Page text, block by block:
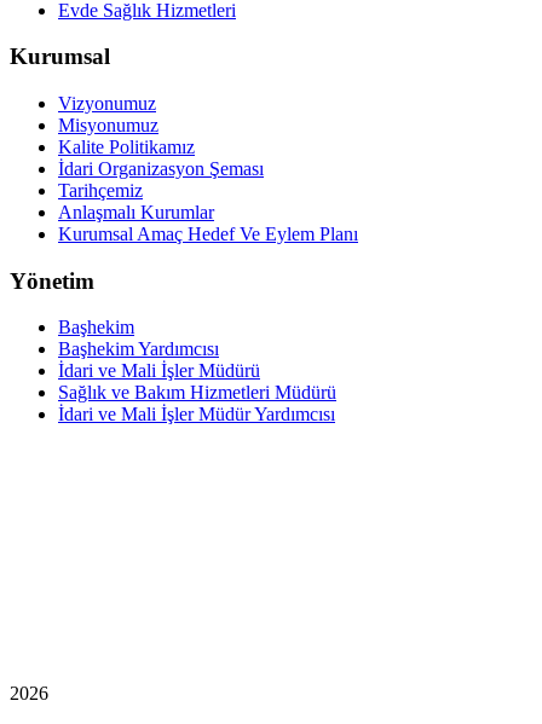
Evde Sağlık Hizmetleri
Kurumsal
Vizyonumuz
Misyonumuz
Kalite Politikamız
İdari Organizasyon Şeması
Tarihçemiz
Anlaşmalı Kurumlar
Kurumsal Amaç Hedef Ve Eylem Planı
Yönetim
Başhekim
Başhekim Yardımcısı
İdari ve Mali İşler Müdürü
Sağlık ve Bakım Hizmetleri Müdürü
İdari ve Mali İşler Müdür Yardımcısı
2026